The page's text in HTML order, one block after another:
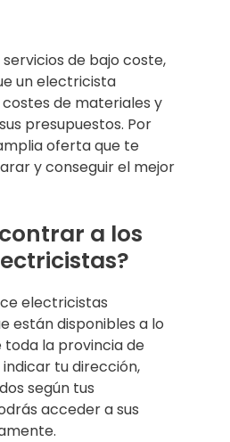
de bajo coste,
un electricista
de materiales y
presupuestos. Por
oferta que te
y conseguir el mejor
a los
electricistas
están disponibles a lo
toda la provincia de
indicar tu dirección,
según tus
acceder a sus